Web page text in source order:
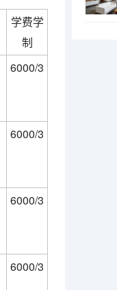
学费学
制
6000/3
6000/3
6000/3
6000/3